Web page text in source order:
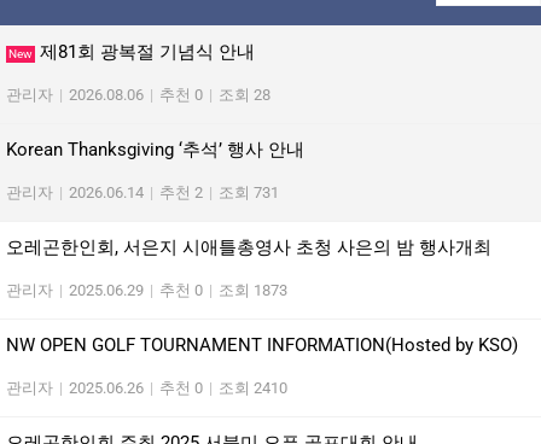
New 제81회 광복절 기념식 안내
관리자 | 2026.08.06 | 추천 0 | 조회 28
Korean Thanksgiving ‘추석’ 행사 안내
관리자 | 2026.06.14 | 추천 2 | 조회 731
오레곤한인회, 서은지 시애틀총영사 초청 사은의 밤 행사개최
관리자 | 2025.06.29 | 추천 0 | 조회 1873
NW OPEN GOLF TOURNAMENT INFORMATION(Hosted by KSO)
관리자 | 2025.06.26 | 추천 0 | 조회 2410